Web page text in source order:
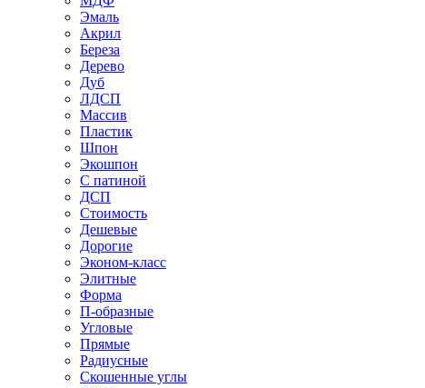
Эмаль
Акрил
Береза
Дерево
Дуб
ЛДСП
Массив
Пластик
Шпон
Экошпон
С патиной
ДСП
Стоимость
Дешевые
Дорогие
Эконом-класс
Элитные
Форма
П-образные
Угловые
Прямые
Радиусные
Скошенные углы